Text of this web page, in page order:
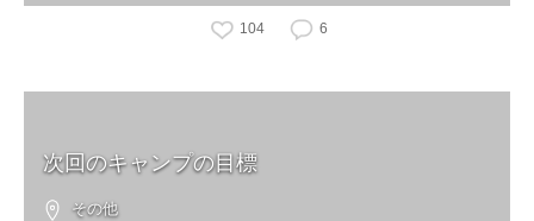
104 6
次回のキャンプの目標
その他